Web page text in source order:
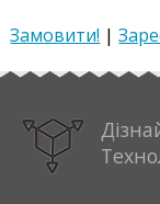
Замовити! |